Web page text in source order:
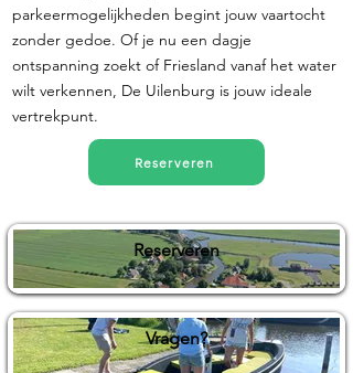
parkeermogelijkheden begint jouw vaartocht
zonder gedoe. Of je nu een dagje
ontspanning zoekt of Friesland vanaf het water
wilt verkennen, De Uilenburg is jouw ideale
vertrekpunt.
Reserveren
Reserveren
Vragen?